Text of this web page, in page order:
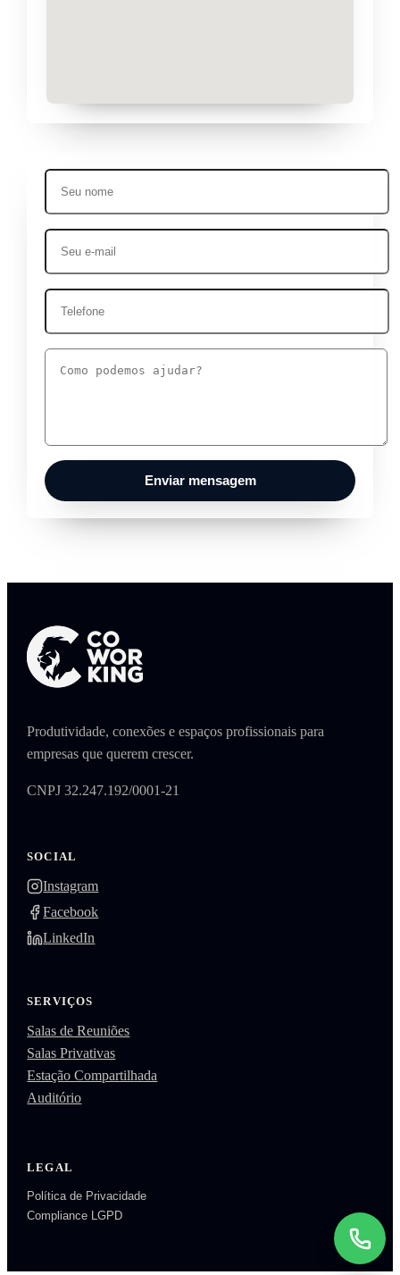
Enviar mensagem
Produtividade, conexões e espaços profissionais para
empresas que querem crescer.
CNPJ 32.247.192/0001-21
SOCIAL
Instagram
Facebook
LinkedIn
SERVIÇOS
Salas de Reuniões
Salas Privativas
Estação Compartilhada
Auditório
LEGAL
Política de Privacidade
Compliance LGPD